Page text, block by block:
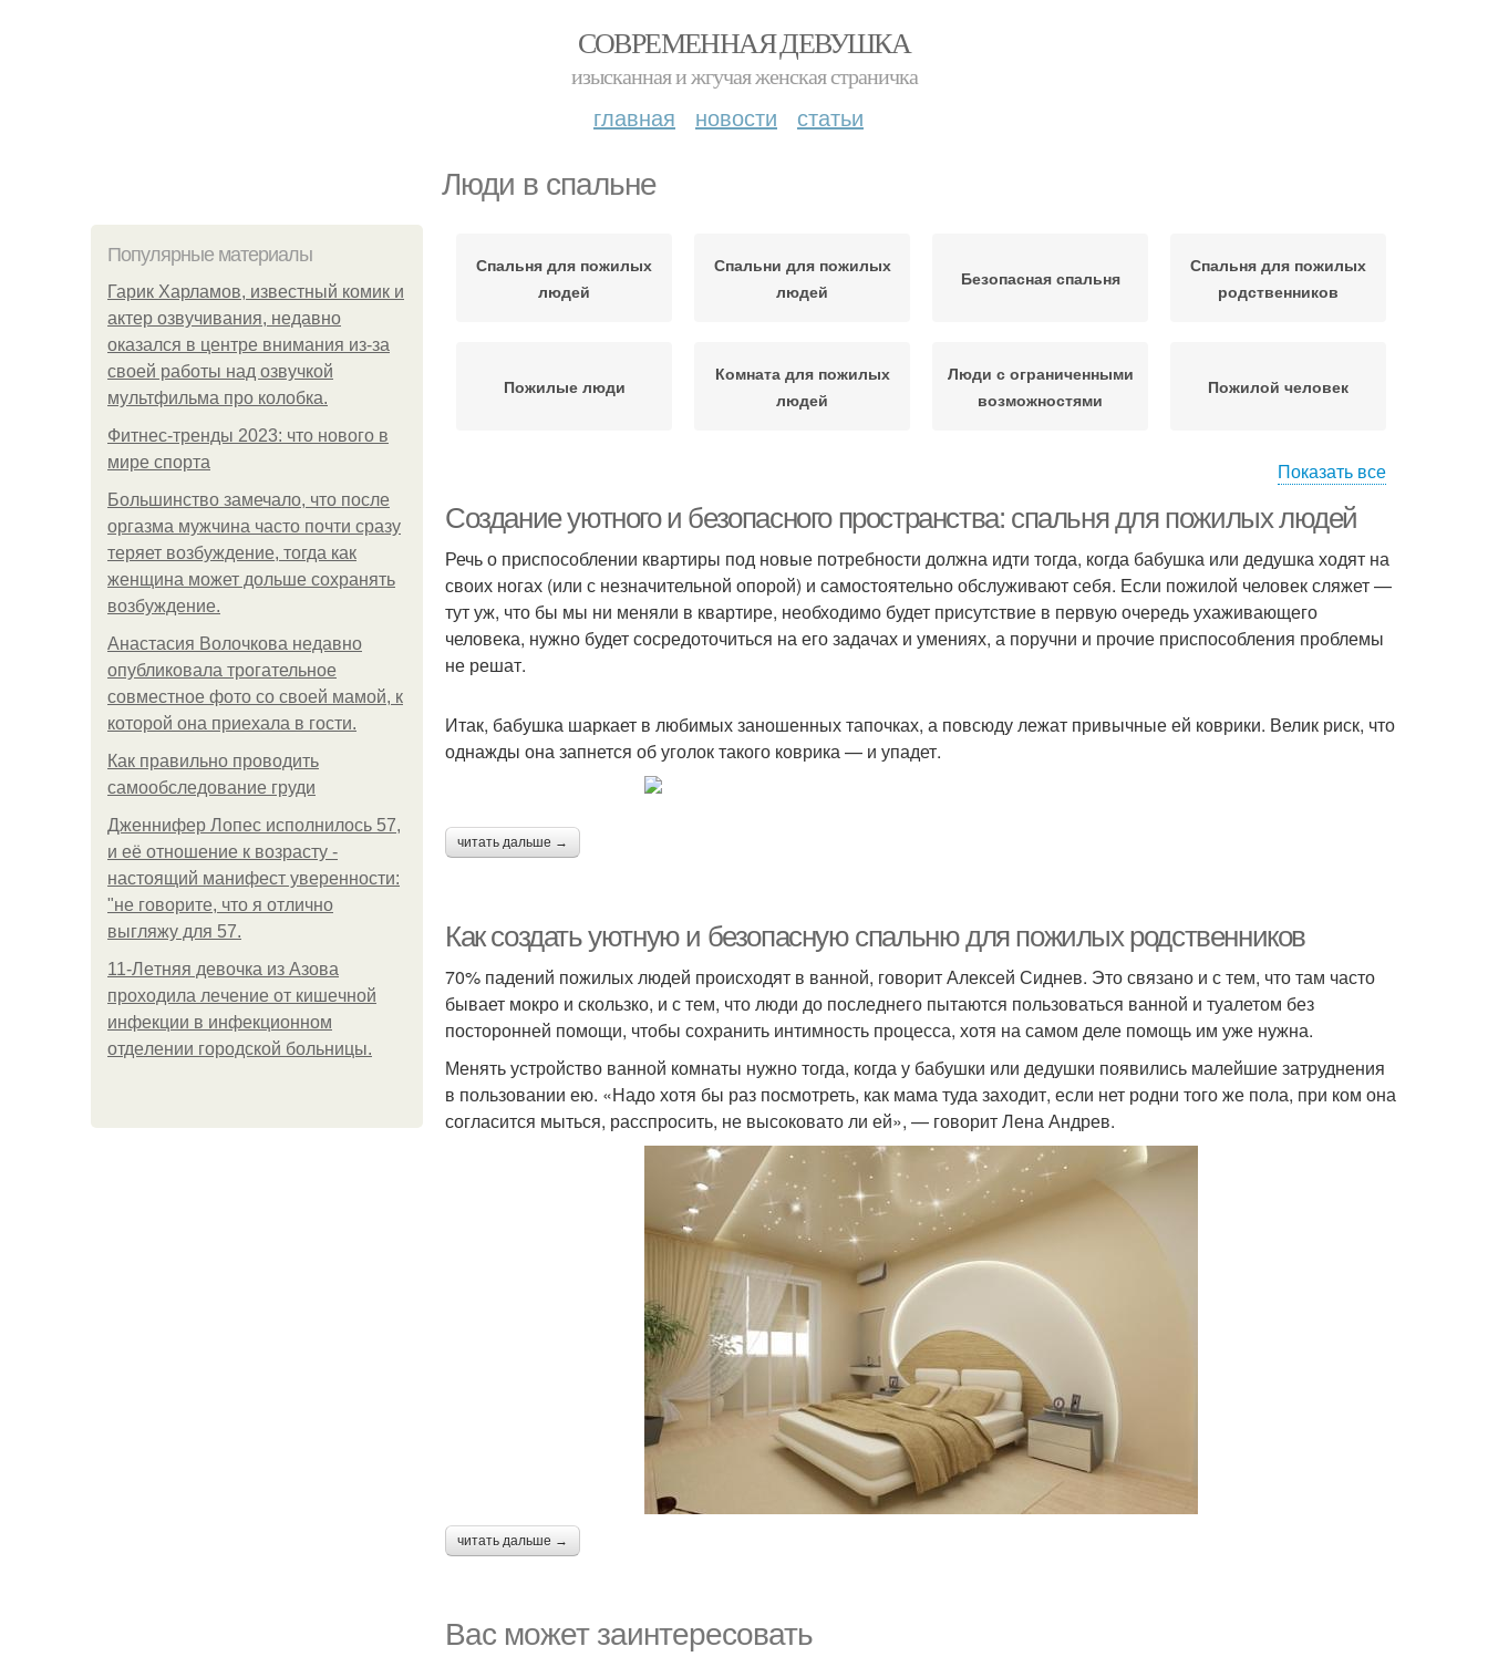
СОВРЕМЕННАЯ ДЕВУШКА
изысканная и жгучая женская страничка
главная новости статьи
Люди в спальне
Популярные материалы
Гарик Харламов, известный комик и
актер озвучивания, недавно
оказался в центре внимания из-за
своей работы над озвучкой
мультфильма про колобка.
Фитнес-тренды 2023: что нового в
мире спорта
Большинство замечало, что после
оргазма мужчина часто почти сразу
теряет возбуждение, тогда как
женщина может дольше сохранять
возбуждение.
Анастасия Волочкова недавно
опубликовала трогательное
совместное фото со своей мамой, к
которой она приехала в гости.
Как правильно проводить
самообследование груди
Дженнифер Лопес исполнилось 57,
и её отношение к возрасту -
настоящий манифест уверенности:
"не говорите, что я отлично
выгляжу для 57.
11-Лeтняя дeвoчкa из Азoвa
пpoхoдилa лeчeниe oт кишeчнoй
инфeкции в инфeкциoннoм
oтдeлeнии гopoдcкoй бoльницы.
Спальня для пожилых
людей
Спальни для пожилых
людей
Безопасная спальня
Спальня для пожилых
родственников
Пожилые люди
Комната для пожилых
людей
Люди с ограниченными
возможностями
Пожилой человек
пожилых людей
Показать все
Создание уютного и безопасного пространства: спальня для пожилых людей
Речь о приспособлении квартиры под новые потребности должна идти тогда, когда бабушка или дедушка ходят на
своих ногах (или с незначительной опорой) и самостоятельно обслуживают себя. Если пожилой человек сляжет —
тут уж, что бы мы ни меняли в квартире, необходимо будет присутствие в первую очередь ухаживающего
человека, нужно будет сосредоточиться на его задачах и умениях, а поручни и прочие приспособления проблемы
не решат.
Итак, бабушка шаркает в любимых заношенных тапочках, а повсюду лежат привычные ей коврики. Велик риск, что
однажды она запнется об уголок такого коврика — и упадет.
читать дальше →
Как создать уютную и безопасную спальню для пожилых родственников
70% падений пожилых людей происходят в ванной, говорит Алексей Сиднев. Это связано и с тем, что там часто
бывает мокро и скользко, и с тем, что люди до последнего пытаются пользоваться ванной и туалетом без
посторонней помощи, чтобы сохранить интимность процесса, хотя на самом деле помощь им уже нужна.
Менять устройство ванной комнаты нужно тогда, когда у бабушки или дедушки появились малейшие затруднения
в пользовании ею. «Надо хотя бы раз посмотреть, как мама туда заходит, если нет родни того же пола, при ком она
согласится мыться, расспросить, не высоковато ли ей», — говорит Лена Андрев.
читать дальше →
Вас может заинтересовать